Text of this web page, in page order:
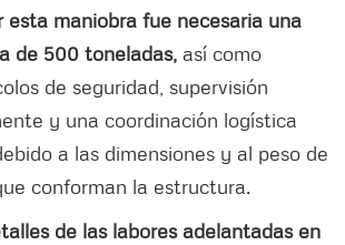
esta maniobra fue necesaria una
de 500 toneladas, así como
de seguridad, supervisión
y una coordinación logística
a las dimensiones y al peso de
conforman la estructura.
de las labores adelantadas en